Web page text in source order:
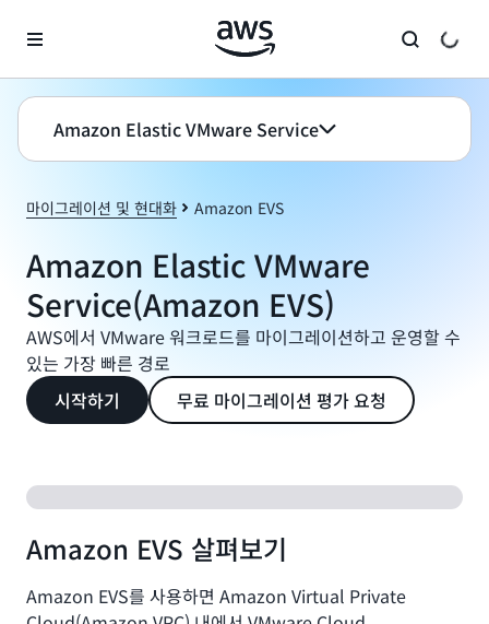
Amazon Elastic VMware Service
마이그레이션 및 현대화 Amazon EVS
Amazon Elastic VMware
Service(Amazon EVS)
AWS에서 VMware 워크로드를 마이그레이션하고 운영할 수
있는 가장 빠른 경로
시작하기
무료 마이그레이션 평가 요청
Amazon EVS 살펴보기
Amazon EVS를 사용하면 Amazon Virtual Private